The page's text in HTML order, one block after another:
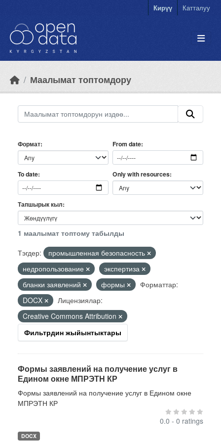
Кирүү Катталуу
Маалымат топтомдору
Формат From date
To date Only with resources
Тапшырык кыл
1 маалымат топтому табылды
Тэгдер:
промышленная безопасность
недропользование
экспертиза
бланки заявлений
формы
Форматтар:
DOCX
Лицензиялар:
Creative Commons Attribution
Фильтрдин жыйынтыктары
Формы заявлений на получение услуг в
Едином окне МПРЭТН КР
Формы заявлений на получение услуг в Едином окне
МПРЭТН КР
0.0 - 0 ratings
DOCX